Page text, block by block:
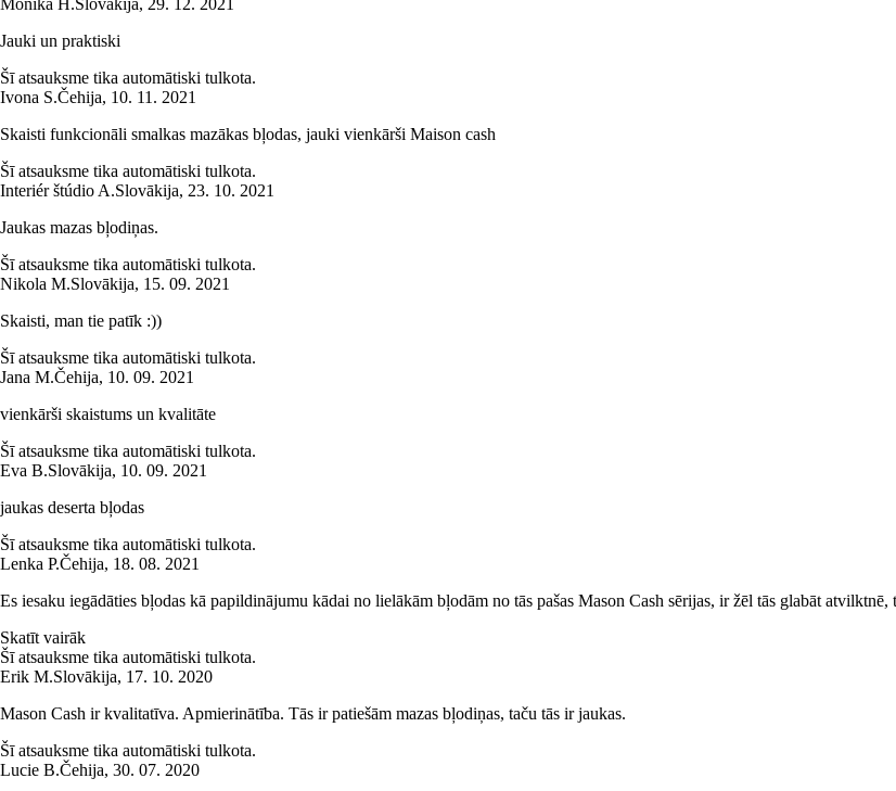
Monika H.Slovākija, 29. 12. 2021
Jauki un praktiski
Šī atsauksme tika automātiski tulkota.
Ivona S.Čehija, 10. 11. 2021
Skaisti funkcionāli smalkas mazākas bļodas, jauki vienkārši Maison cash
Šī atsauksme tika automātiski tulkota.
Interiér štúdio A.Slovākija, 23. 10. 2021
Jaukas mazas bļodiņas.
Šī atsauksme tika automātiski tulkota.
Nikola M.Slovākija, 15. 09. 2021
Skaisti, man tie patīk :))
Šī atsauksme tika automātiski tulkota.
Jana M.Čehija, 10. 09. 2021
vienkārši skaistums un kvalitāte
Šī atsauksme tika automātiski tulkota.
Eva B.Slovākija, 10. 09. 2021
jaukas deserta bļodas
Šī atsauksme tika automātiski tulkota.
Lenka P.Čehija, 18. 08. 2021
Es iesaku iegādāties bļodas kā papildinājumu kādai no lielākām bļodām no tās pašas Mason Cash sērijas, ir žēl tās glabāt atvilktnē,
Skatīt vairāk
Šī atsauksme tika automātiski tulkota.
Erik M.Slovākija, 17. 10. 2020
Mason Cash ir kvalitatīva. Apmierinātība. Tās ir patiešām mazas bļodiņas, taču tās ir jaukas.
Šī atsauksme tika automātiski tulkota.
Lucie B.Čehija, 30. 07. 2020